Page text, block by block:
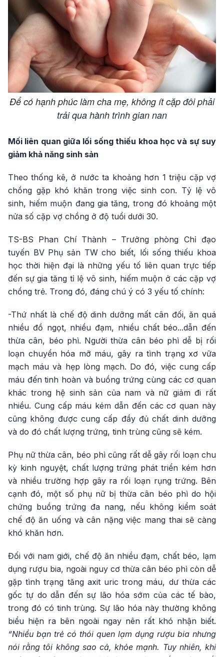
Để có hạnh phúc làm cha mẹ, không ít cặp đôi phải
trải qua hành trình gian nan
Mối liên quan giữa lối sống thiếu khoa học và sự suy
giảm khả năng sinh sản
Theo thống kê, ở nước ta khoảng hơn 1 triệu cặp vợ
chồng gặp khó khăn trong việc sinh con. Tỷ lệ vô
sinh, hiếm muộn đang gia tăng, trong đó khoảng một
nửa số cặp vợ chồng ở độ tuổi dưới 30.
TS-BS Phan Chí Thành – Trưởng phòng Chỉ đạo
tuyến BV Phụ sản TW cho biết, lối sống thiếu khoa
học thời hiện đại là những yếu tố liên quan trực tiếp
đến sự gia tăng tỉ lệ vô sinh, hiếm muộn ở các cặp vợ
chồng trẻ. Trong đó, đáng chú ý có 3 yếu tố chính:
-Thứ nhất là chế độ dinh dưỡng mất cân đối, ăn quá
nhiều đồ ngọt, nhiều đạm, nhiều chất béo...dẫn đến
thừa cân, béo phì. Người thừa cân béo phì dễ bị rối
loạn chuyển hóa mỡ máu, gây ra tình trạng xơ vữa
mạch máu và hẹp lòng mạch. Do đó, việc cung cấp
máu đến tinh hoàn và buồng trứng cùng các cơ quan
khác trong hệ sinh sản của nam và nữ giảm đi rất
nhiều. Cung cấp máu kém dẫn đến các cơ quan này
cũng không được cung cấp đầy đủ chất dinh dưỡng
và do đó chất lượng trứng, tinh trùng cũng sẽ kém.
Phụ nữ thừa cân, béo phì cũng rất dễ gây rối loạn chu
kỳ kinh nguyệt, chất lượng trứng phát triển kém hơn
và nhiều trường hợp gây ra rối loạn rụng trứng. Bên
cạnh đó, một số phụ nữ bị thừa cân béo phì do hội
chứng buồng trứng đa nang, nếu không kiểm soát
chế độ ăn uống và cân nặng việc mang thai sẽ càng
khó khăn hơn.
Đối với nam giới, chế độ ăn nhiều đạm, chất béo, lạm
dụng rượu bia, ngoài nguy cơ thừa cân béo phì còn dễ
gặp tình trạng tăng axit uric trong máu, dư thừa các
gốc tự do dẫn đến sự lão hóa sớm của các tế bào,
trong đó có tinh trùng. Sự lão hóa này thường không
biểu hiện ra bên ngoài ngay nên rất khó nhận biết.
“Nhiều bạn trẻ có thói quen lạm dụng rượu bia nhưng
nói rằng tôi không sao cả, khỏe mạnh. Tuy nhiên, khi